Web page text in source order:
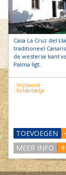
Casa La Cruz del
traditioneel
de westerse kant
Palma ligt.
- Vrijstaand
- Kinderbedje
TOEVOEGEN
MEER INFO